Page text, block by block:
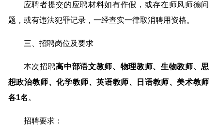
应聘者提交的应聘材料如有作假，或存在师风师德问
题，或有违法犯罪记录，一经查实一律取消聘用资格。
三、招聘岗位及要求
本次招聘高中部语文教师、物理教师、生物教师、思
想政治教师、化学教师、英语教师、日语教师、美术教师
各1名 。
招聘要求：